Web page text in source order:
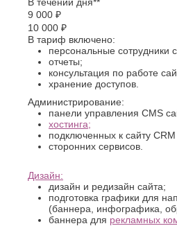
Ж
Жуковский
Златоуст
Иваново
Ижевск
Ола
Казань
Петербург
Саранск
Сарапул
Саратов
Севастополь
Сергиев
Посад
Серпухов
Симферополь
Смоленск
Сочи
Старый
Оскол
Стерлитамак
Судак
9 000 ₽
10 000 ₽
В тариф включено:
персональные сотрудники
отчеты;
консультация по работе
хранение доступов.
Администрирование:
панели управления CMS
хостинга;
подключенных к сайту
сторонних сервисов.
Дизайн:
дизайн и редизайн сайта;
подготовка графики для
(баннера, инфографика,
баннера для рекламных